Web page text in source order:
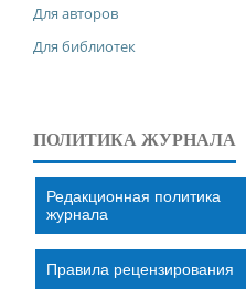
Для авторов
Для библиотек
ПОЛИТИКА ЖУРНАЛА
Редакционная политика
журнала
Правила рецензирования